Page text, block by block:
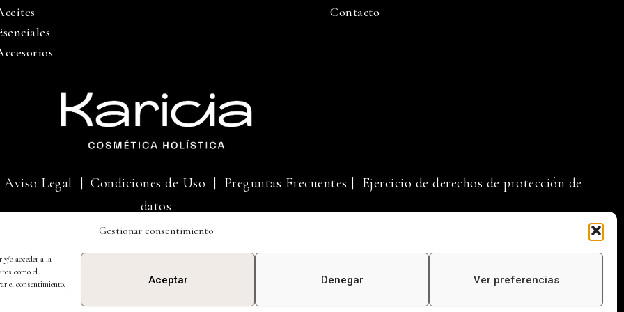
Gestionar consentimiento
y/o acceder a la
como el
el consentimiento,
Aceptar Denegar Ver preferencias
Contacto
Aviso Legal Condiciones de Uso | Preguntas Frecuentes
| Ejercicio de derechos de protección de
datos
BINDU 2013 SL Todos los derechos reservados.
Diseño web hecho por Duoncreative